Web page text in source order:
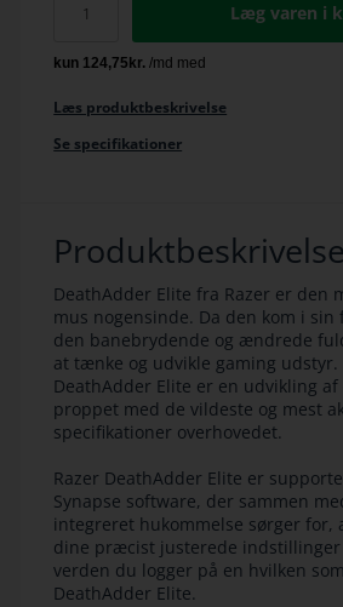
Læg varen i
Læs produktbeskrivelse
Se specifikationer
Produktbeskrivelse
DeathAdder Elite fra Razer er den
mus nogensinde. Da den kom i sin
den banebrydende og ændrede
at tænke og udvikle gaming udstyr.
DeathAdder Elite er en udvikling af
proppet med de vildeste og mest
specifikationer overhovedet.
Razer DeathAdder Elite er
Synapse software, der sammen
integreret hukommelse sørger for,
dine præcist justerede indstillinger
verden du logger på en hvilken
DeathAdder Elite.